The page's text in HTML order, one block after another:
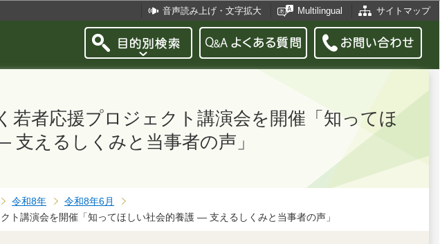
音声読み上げ・文字拡大 Multilingual サイトマップ
若者応援プロジェクト講演会を開催「知ってほ
支えるしくみと当事者の声」
令和8年
令和8年6月
ト講演会を開催「知ってほしい社会的養護 ― 支えるしくみと当事者の声」